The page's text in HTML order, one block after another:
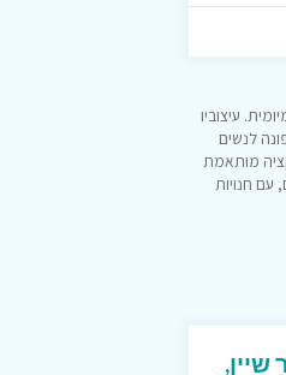
עיצוביו
לנשים
מותאמת
עם חנויות
באתר שיין,